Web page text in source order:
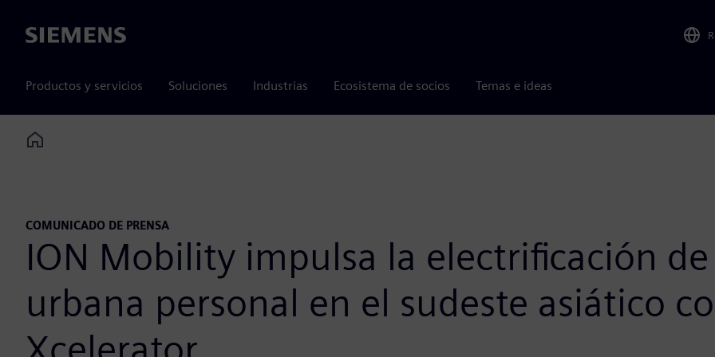
Siemens
Productos y servicios Soluciones Industrias Ecosistema de socios Temas e ideas
Home
COMUNICADO DE PRENSA
ION Mobility impulsa la electrificación
urbana personal en el sudeste asiático